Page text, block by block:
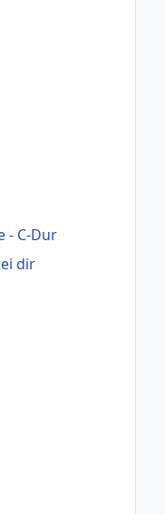
- C-Dur
dir